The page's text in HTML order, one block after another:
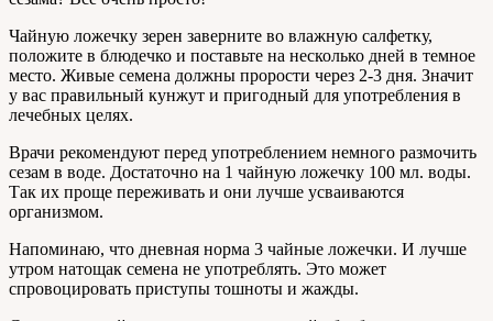
Чайную ложечку зерен заверните во влажную салфетку,
положите в блюдечко и поставьте на несколько дней в темное
место. Живые семена должны прорости через 2-3 дня. Значит
у вас правильный кунжут и пригодный для употребления в
лечебных целях.
Врачи рекомендуют перед употреблением немного размочить
сезам в воде. Достаточно на 1 чайную ложечку 100 мл. воды.
Так их проще переживать и они лучше усваиваются
организмом.
Напоминаю, что дневная норма 3 чайные ложечки. И лучше
утром натощак семена не употреблять. Это может
спровоцировать приступы тошноты и жажды.